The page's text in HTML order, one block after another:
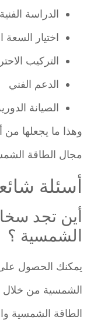
الدراسة الفنية
اختيار السعة
التركيب
الدعم الفني
الصيانة الدورية
وهذا ما يجعلها من
مجال الطاقة
أسئلة شائعة
أين تجد
الشمسية ؟
يمكنك الحصول على
الشمسية من خلال
الطاقة الشمسية